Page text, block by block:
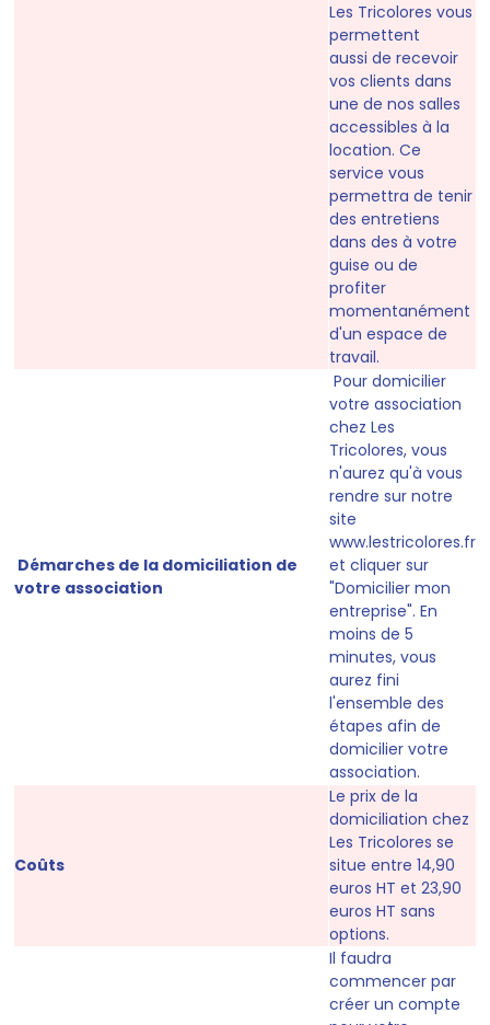
Les Tricolores vous
permettent
aussi de recevoir
vos clients dans
une de nos salles
accessibles à la
location. Ce
service vous
permettra de tenir
des entretiens
dans des à votre
guise ou de
profiter
momentanément
d'un espace de
travail.
Démarches de la domiciliation de
votre association
Pour domicilier
votre association
chez Les
Tricolores, vous
n'aurez qu'à vous
rendre sur notre
site
www.lestricolores.fr
et cliquer sur
"Domicilier mon
entreprise". En
moins de 5
minutes, vous
aurez fini
l'ensemble des
étapes afin de
domicilier votre
association.
Coûts
Le prix de la
domiciliation chez
Les Tricolores se
situe entre 14,90
euros HT et 23,90
euros HT sans
options.
Il faudra
commencer par
créer un compte